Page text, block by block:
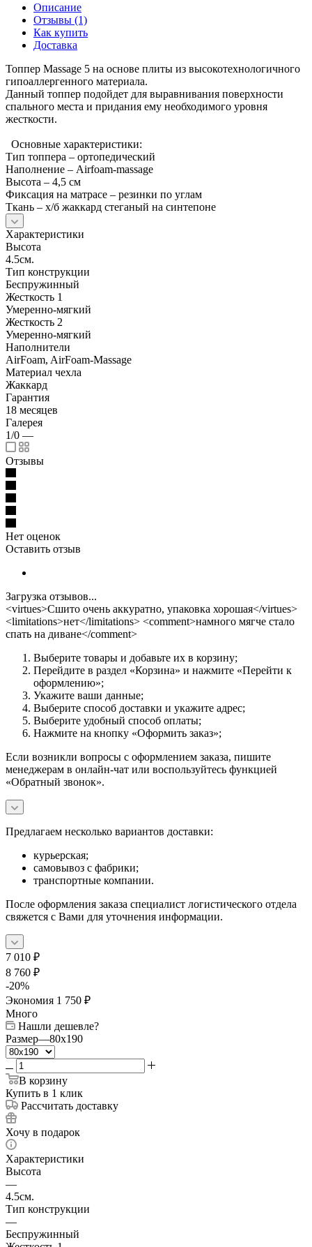
Описание
Отзывы (1)
Как купить
Доставка
Топпер Massage 5 на основе плиты из высокотехнологичного
гипоаллергенного материала.
Данный топпер подойдет для выравнивания поверхности
спального места и придания ему необходимого уровня
жесткости.
Основные характеристики:
Тип топпера – ортопедический
Наполнение – Airfoam-massage
Высота – 4,5 см
Фиксация на матрасе – резинки по углам
Ткань – х/б жаккард стеганый на синтепоне
Характеристики
Высота
4.5см.
Тип конструкции
Беспружинный
Жесткость 1
Умеренно-мягкий
Жесткость 2
Умеренно-мягкий
Наполнители
AirFoam, AirFoam-Massage
Материал чехла
Жаккард
Гарантия
18 месяцев
Галерея
1/0 —
Отзывы
Нет оценок
Оставить отзыв
Загрузка отзывов...
<virtues>Сшито очень аккуратно, упаковка хорошая</virtues>
<limitations>нет</limitations> <comment>намного мягче стало
спать на диване</comment>
Выберите товары и добавьте их в корзину;
Перейдите в раздел «Корзина» и нажмите «Перейти к
оформлению»;
Укажите ваши данные;
Выберите способ доставки и укажите адрес;
Выберите удобный способ оплаты;
Нажмите на кнопку «Оформить заказ»;
Если возникли вопросы с оформлением заказа, пишите
менеджерам в онлайн-чат или воспользуйтесь функцией
«Обратный звонок».
Предлагаем несколько вариантов доставки:
курьерская;
самовывоз с фабрики;
транспортные компании.
После оформления заказа специалист логистического отдела
свяжется с Вами для уточнения информации.
7 010 ₽
8 760 ₽
-20%
Экономия 1 750 ₽
Много
Нашли дешевле?
Размер—80x190
В корзину
Купить в 1 клик
Рассчитать доставку
Хочу в подарок
Характеристики
Высота
—
4.5см.
Тип конструкции
—
Беспружинный